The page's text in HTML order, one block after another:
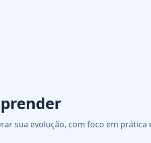
sua evolução, com foco em prática